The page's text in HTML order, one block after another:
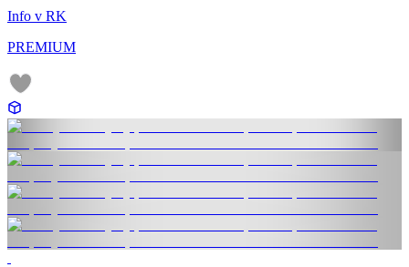
Info v RK
PREMIUM